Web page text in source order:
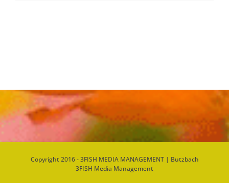
Copyright 2016 - 3FISH MEDIA MANAGEMENT | Butzbach
3FISH Media Management